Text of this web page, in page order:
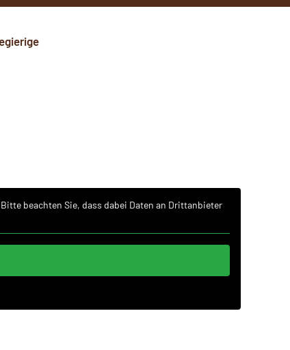
beachten Sie, dass dabei Daten an Drittanbieter